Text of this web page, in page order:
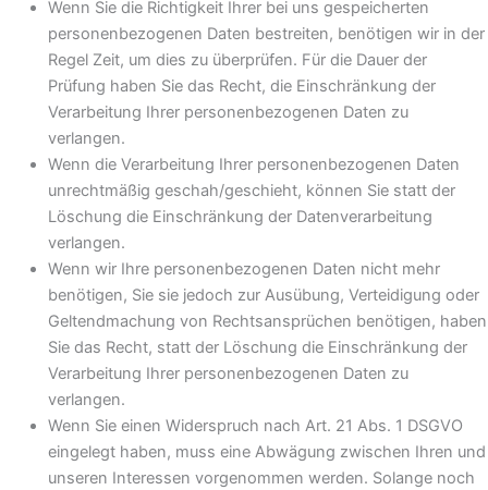
Wenn Sie die Richtigkeit Ihrer bei uns gespeicherten
personenbezogenen Daten bestreiten, benötigen wir in der
Regel Zeit, um dies zu überprüfen. Für die Dauer der
Prüfung haben Sie das Recht, die Einschränkung der
Verarbeitung Ihrer personenbezogenen Daten zu
verlangen.
Wenn die Verarbeitung Ihrer personenbezogenen Daten
unrechtmäßig geschah/geschieht, können Sie statt der
Löschung die Einschränkung der Datenverarbeitung
verlangen.
Wenn wir Ihre personenbezogenen Daten nicht mehr
benötigen, Sie sie jedoch zur Ausübung, Verteidigung oder
Geltendmachung von Rechtsansprüchen benötigen, haben
Sie das Recht, statt der Löschung die Einschränkung der
Verarbeitung Ihrer personenbezogenen Daten zu
verlangen.
Wenn Sie einen Widerspruch nach Art. 21 Abs. 1 DSGVO
eingelegt haben, muss eine Abwägung zwischen Ihren und
unseren Interessen vorgenommen werden. Solange noch